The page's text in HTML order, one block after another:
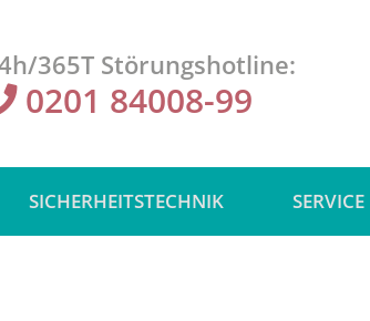
365T Störungshotline:
0201 84008-99
SICHERHEITSTECHNIK SERVICE